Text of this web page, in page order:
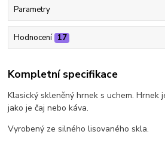
Parametry
Hodnocení 17
Kompletní specifikace
Klasický skleněný hrnek s uchem. Hrnek
jako je čaj nebo káva.
Vyrobený ze silného lisovaného skla.